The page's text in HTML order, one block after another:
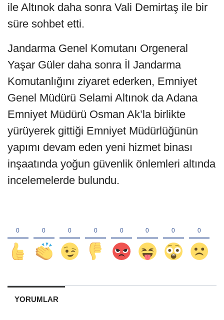
ile Altınok daha sonra Vali Demirtaş ile bir
süre sohbet etti.
Jandarma Genel Komutanı Orgeneral
Yaşar Güler daha sonra İl Jandarma
Komutanlığını ziyaret ederken, Emniyet
Genel Müdürü Selami Altınok da Adana
Emniyet Müdürü Osman Ak’la birlikte
yürüyerek gittiği Emniyet Müdürlüğünün
yapımı devam eden yeni hizmet binası
inşaatında yoğun güvenlik önlemleri altında
incelemelerde bulundu.
YORUMLAR